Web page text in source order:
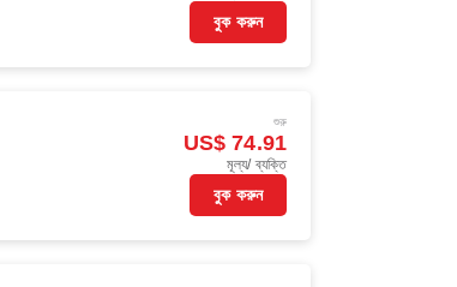
বুক করুন
শুরু
US$ 74.91
মূল্য/ ব্যক্তি
বুক করুন